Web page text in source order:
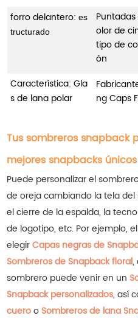
forro delantero: es
tructurado
olor de
tipo de
ón
Característica: Gla
s de lana polar
ng Caps
Tus sombreros snapback
mejores snapbacks
Puede personalizar el
de oreja cambiando la tela
el cierre de la espalda, la
de logotipo, etc. Por ejemplo,
elegirCapas negras de
Sombreros de Snapback floral,
sombrero puede venir en un
Snapback personalizados, así
cueroo Sombreros de lana